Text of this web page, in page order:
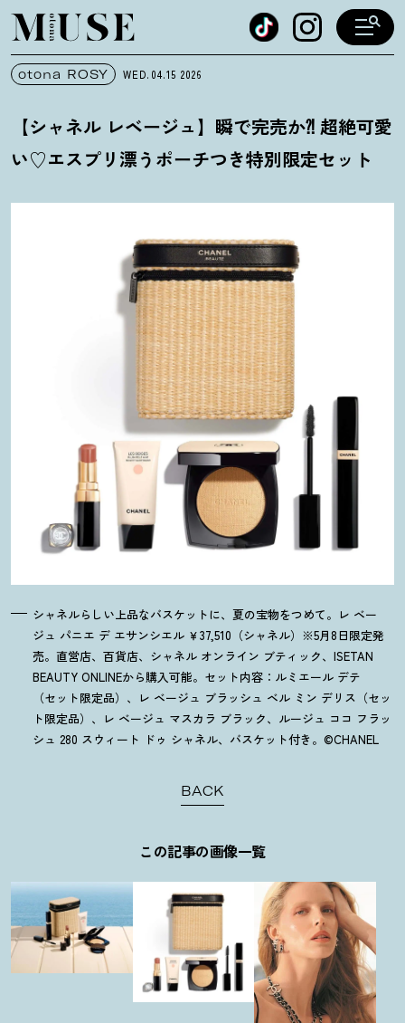
オトナミューズ ウェブ
otona ROSY WED.04.15 2026
【シャネル レベージュ】瞬で完売か⁈ 超絶可愛
い♡エスプリ漂うポーチつき特別限定セット
シャネルらしい上品なバスケットに、夏の宝物をつめて。レ ベー
ジュ パニエ デ エサンシエル ￥37,510（シャネル）※5月8日限定発
売。直営店、百貨店、シャネル オンライン ブティック、ISETAN
BEAUTY ONLINEから購入可能。セット内容：ルミエール デテ
（セット限定品）、レ ベージュ ブラッシュ ベル ミン デリス（セッ
ト限定品）、レ ベージュ マスカラ ブラック、ルージュ ココ フラッ
シュ 280 スウィート ドゥ シャネル、バスケット付き。©CHANEL
BACK
この記事の画像一覧